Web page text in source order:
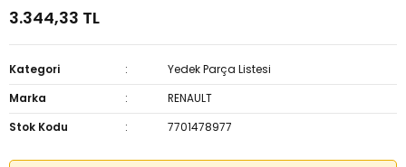
3.344,33 TL
Kategori
Yedek Parça Listesi
Marka
RENAULT
Stok Kodu
7701478977